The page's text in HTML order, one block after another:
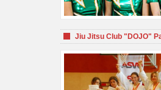
Jiu Jitsu Club "DOJO"